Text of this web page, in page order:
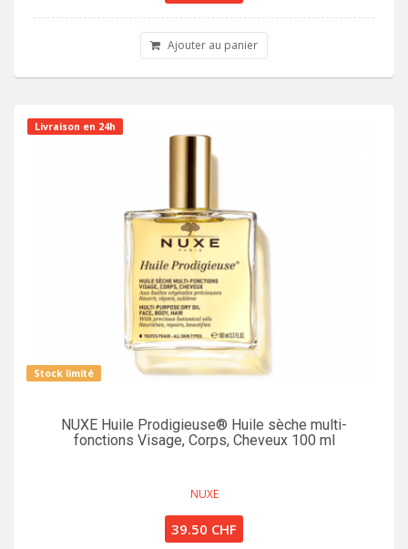
Ajouter au panier
Livraison en 24h
Stock limité
NUXE Huile Prodigieuse® Huile sèche multi-
fonctions Visage, Corps, Cheveux 100 ml
NUXE
39.50 CHF